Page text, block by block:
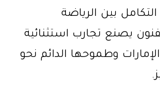
بين الرياضة
يصنع تجارب استثنائية
وطموحها الدائم نحو